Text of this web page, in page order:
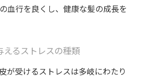
ニズムを理解する
ッサージとその手法
け毛の関係性
血行を良くし、健康な髪の成長を
えるストレスの種類
が受けるストレスは多岐にわたり